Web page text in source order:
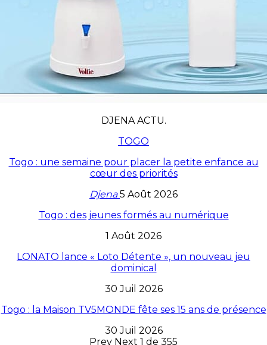
DJENA ACTU.
TOGO
Togo : une semaine pour placer la petite enfance au
cœur des priorités
Djena5 Août 2026
Togo : des jeunes formés au numérique
1 Août 2026
LONATO lance « Loto Détente », un nouveau jeu
dominical
30 Juil 2026
Togo : la Maison TV5MONDE fête ses 15 ans de présence
30 Juil 2026
Prev Next 1 de 355